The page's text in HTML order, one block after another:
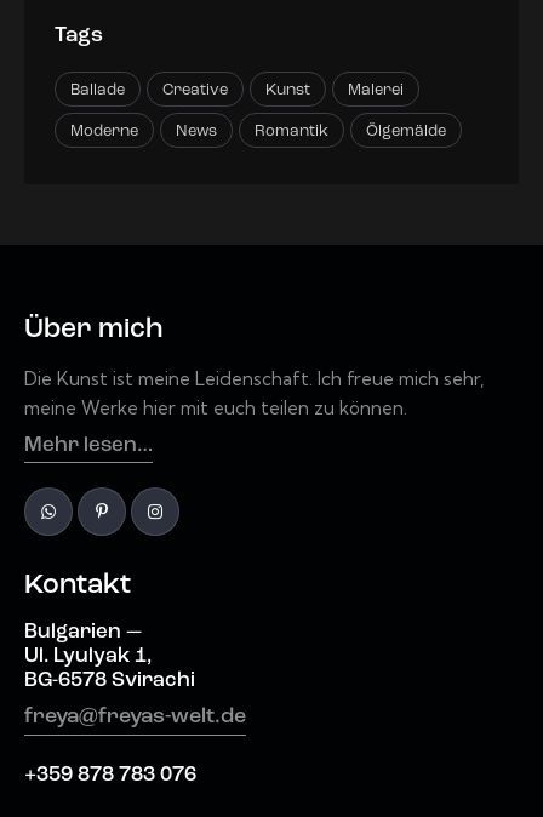
Tags
Ballade Creative Kunst Malerei
Moderne News Romantik Ölgemälde
Über mich
Die Kunst ist meine Leidenschaft. Ich freue mich sehr,
meine Werke hier mit euch teilen zu können.
Mehr lesen…
Kontakt
Bulgarien —
Ul. Lyulyak 1,
BG-6578 Svirachi
freya@freyas-welt.de
+359 878 783 076